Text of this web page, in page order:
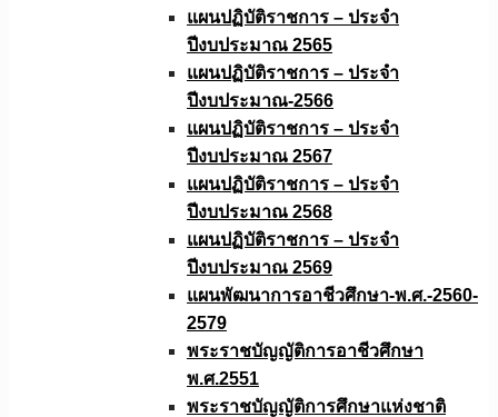
แผนปฏิบัติราชการ – ประจำ
ปีงบประมาณ 2565
แผนปฏิบัติราชการ – ประจำ
ปีงบประมาณ-2566
แผนปฏิบัติราชการ – ประจำ
ปีงบประมาณ 2567
แผนปฏิบัติราชการ – ประจำ
ปีงบประมาณ 2568
แผนปฏิบัติราชการ – ประจำ
ปีงบประมาณ 2569
แผนพัฒนาการอาชีวศึกษา-พ.ศ.-2560-
2579
พระราชบัญญัติการอาชีวศึกษา
พ.ศ.2551
พระราชบัญญัติการศึกษาแห่งชาติ